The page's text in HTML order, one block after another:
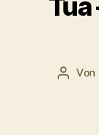
Von